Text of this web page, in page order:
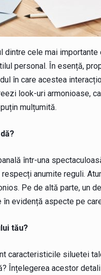
dintre cele mai
personal. În esență,
în care acestea
look-uri armonioase,
mulțumită.
într-una
anumite reguli.
Pe de altă parte, un
evidență aspecte pe
tău?
caracteristicile siluetei
Înțelegerea acestor